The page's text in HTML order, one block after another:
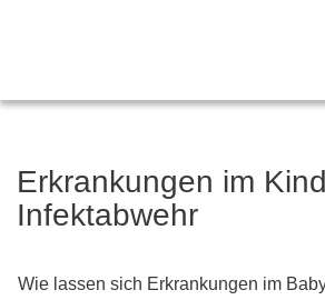
Erkrankungen im
Infektabwehr
Wie lassen sich Erkrankungen im